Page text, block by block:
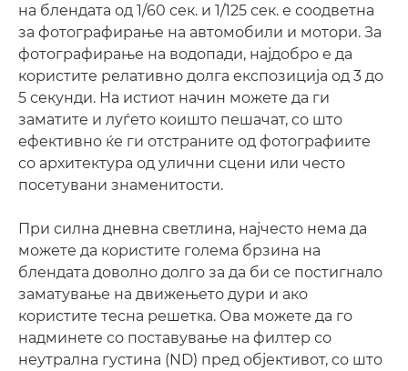
на блендата од 1/60 сек. и 1/125 сек. е соодветна
за фотографирање на автомобили и мотори. За
фотографирање на водопади, најдобро е да
користите релативно долга експозиција од 3 до
5 секунди. На истиот начин можете да ги
заматите и луѓето коишто пешачат, со што
ефективно ќе ги отстраните од фотографиите
со архитектура од улични сцени или често
посетувани знаменитости.
При силна дневна светлина, најчесто нема да
можете да користите голема брзина на
блендата доволно долго за да би се постигнало
заматување на движењето дури и ако
користите тесна решетка. Ова можете да го
надминете со поставување на филтер со
неутрална густина (ND) пред објективот, со што